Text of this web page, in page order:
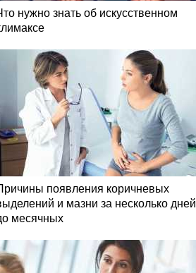
нужно знать об искусственном
появления коричневых
и мазни за несколько дней
месячных